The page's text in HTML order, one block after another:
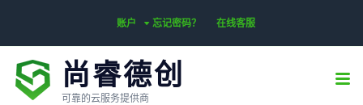
账户 忘记密码？ 在线客服
尚睿德创
可靠的云服务提供商